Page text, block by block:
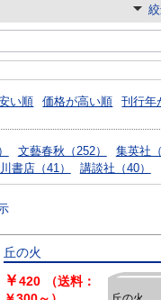
い順 価格が高い順 刊行年
文藝春秋（252） 集英社（
書店（41） 講談社（40）
丘の火
￥420
（送料：